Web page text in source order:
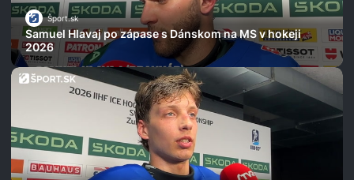
Šport.sk
Samuel Hlavaj po zápase s Dánskom na MS v hokeji
2026